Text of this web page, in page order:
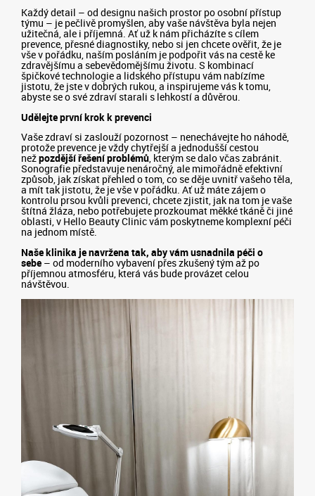
Každý detail – od designu našich prostor po osobní přístup
týmu – je pečlivě promyšlen, aby vaše návštěva byla nejen
užitečná, ale i příjemná. Ať už k nám přicházíte s cílem
prevence, přesné diagnostiky, nebo si jen chcete ověřit, že je
vše v pořádku, naším posláním je podpořit vás na cestě ke
zdravějšímu a sebevědomějšímu životu. S kombinací
špičkové technologie a lidského přístupu vám nabízíme
jistotu, že jste v dobrých rukou, a inspirujeme vás k tomu,
abyste se o své zdraví starali s lehkostí a důvěrou.
Udělejte první krok k prevenci
Vaše zdraví si zaslouží pozornost – nenechávejte ho náhodě,
protože prevence je vždy chytřejší a jednodušší cestou
nežpozdější řešení problémů, kterým se dalo včas zabránit.
Sonografie představuje nenáročný, ale mimořádně efektivní
způsob, jak získat přehled o tom, co se děje uvnitř vašeho těla,
a mít tak jistotu, že je vše v pořádku. Ať už máte zájem o
kontrolu prsou kvůli prevenci, chcete zjistit, jak na tom je vaše
štítná žláza, nebo potřebujete prozkoumat měkké tkáně či jiné
oblasti, v Hello Beauty Clinic vám poskytneme komplexní péči
na jednom místě.
Naše klinika je navržena tak, aby vám usnadnila péči o
sebe – od moderního vybavení přes zkušený tým až po
příjemnou atmosféru, která vás bude provázet celou
návštěvou.